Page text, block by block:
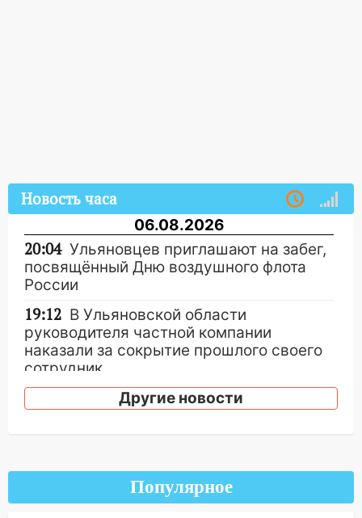
Новость часа
06.08.2026
20:04 Ульяновцев приглашают на забег,
посвящённый Дню воздушного флота
России
19:12 В Ульяновской области
руководителя частной компании
наказали за сокрытие прошлого своего
сотрудник
В Ульяновск едут звезды
баскетбола!
«УльяновскФармации» за махинации на
3,2 млн рублей
Другие новости
Популярное